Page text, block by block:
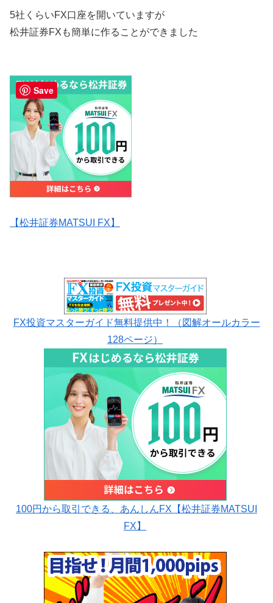
5社くらいFX口座を開いていますが
松井証券FXも簡単に作ることができました
【松井証券MATSUI FX】
FX投資マスターガイド無料提供中！（図解オールカラー
128ページ）
100円から取引できる、あんしんFX【松井証券MATSUI
FX】
Save